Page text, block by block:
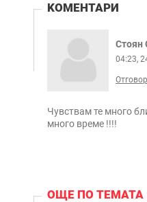
KОМЕНТАРИ
Стоян
04:23,
Отговор
Чувствам те много
много време !!!!
ОЩЕ ПО ТЕМАТА